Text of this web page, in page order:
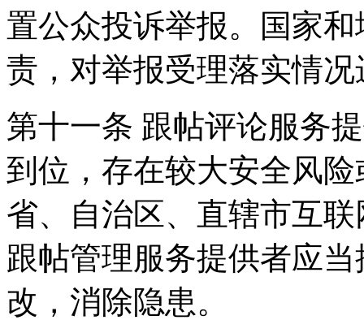
置公众投诉举报。国家
责，对举报受理落实情
第十一条 跟帖评论服务
到位，存在较大安全风
省、自治区、直辖市互
跟帖管理服务提供者应
改，消除隐患。